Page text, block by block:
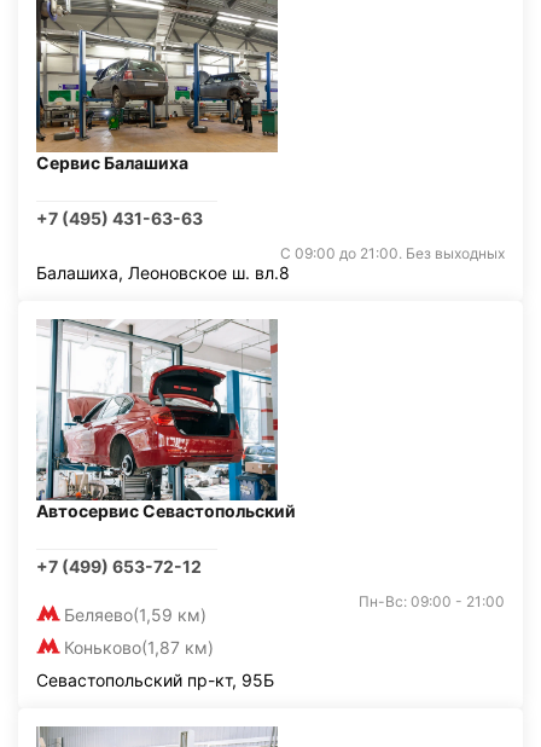
Сервис Балашиха
+7 (495) 431-63-63
С 09:00 до 21:00. Без выходных
Балашиха, Леоновское ш. вл.8
Автосервис Севастопольский
+7 (499) 653-72-12
Беляево(1,59 км)
Коньково(1,87 км)
Пн-Вс: 09:00 - 21:00
Севастопольский пр-кт, 95Б